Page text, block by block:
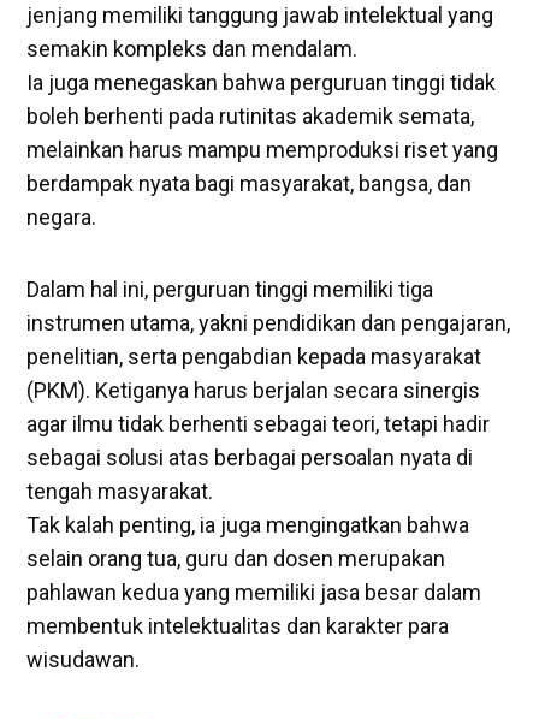
jenjang memiliki tanggung jawab intelektual yang
semakin kompleks dan mendalam.
Ia juga menegaskan bahwa perguruan tinggi tidak
boleh berhenti pada rutinitas akademik semata,
melainkan harus mampu memproduksi riset yang
berdampak nyata bagi masyarakat, bangsa, dan
negara.
Dalam hal ini, perguruan tinggi memiliki tiga
instrumen utama, yakni pendidikan dan pengajaran,
penelitian, serta pengabdian kepada masyarakat
(PKM). Ketiganya harus berjalan secara sinergis
agar ilmu tidak berhenti sebagai teori, tetapi hadir
sebagai solusi atas berbagai persoalan nyata di
tengah masyarakat.
Tak kalah penting, ia juga mengingatkan bahwa
selain orang tua, guru dan dosen merupakan
pahlawan kedua yang memiliki jasa besar dalam
membentuk intelektualitas dan karakter para
wisudawan.